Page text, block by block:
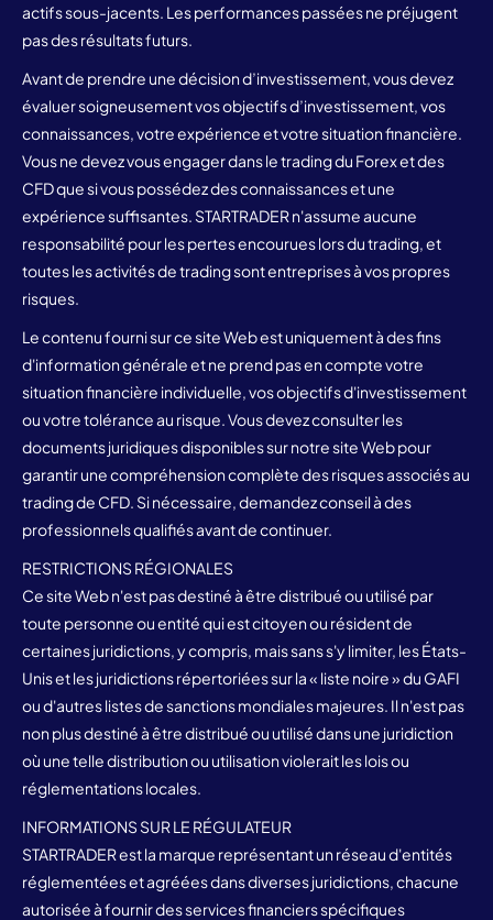
actifs sous-jacents. Les performances passées ne préjugent
pas des résultats futurs.
Avant de prendre une décision d’investissement, vous devez
évaluer soigneusement vos objectifs d’investissement, vos
connaissances, votre expérience et votre situation financière.
Vous ne devez vous engager dans le trading du Forex et des
CFD que si vous possédez des connaissances et une
expérience suffisantes. STARTRADER n'assume aucune
responsabilité pour les pertes encourues lors du trading, et
toutes les activités de trading sont entreprises à vos propres
risques.
Le contenu fourni sur ce site Web est uniquement à des fins
d'information générale et ne prend pas en compte votre
situation financière individuelle, vos objectifs d'investissement
ou votre tolérance au risque. Vous devez consulter les
documents juridiques disponibles sur notre site Web pour
garantir une compréhension complète des risques associés au
trading de CFD. Si nécessaire, demandez conseil à des
professionnels qualifiés avant de continuer.
RESTRICTIONS RÉGIONALES
Ce site Web n'est pas destiné à être distribué ou utilisé par
toute personne ou entité qui est citoyen ou résident de
certaines juridictions, y compris, mais sans s'y limiter, les États-
Unis et les juridictions répertoriées sur la « liste noire » du GAFI
ou d'autres listes de sanctions mondiales majeures. Il n'est pas
non plus destiné à être distribué ou utilisé dans une juridiction
où une telle distribution ou utilisation violerait les lois ou
réglementations locales.
INFORMATIONS SUR LE RÉGULATEUR
STARTRADER est la marque représentant un réseau d'entités
réglementées et agréées dans diverses juridictions, chacune
autorisée à fournir des services financiers spécifiques